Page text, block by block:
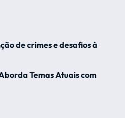
de crimes e desafios à
Temas Atuais com